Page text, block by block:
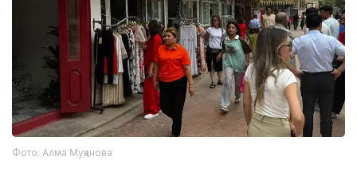
Фото: Алма Муқанова